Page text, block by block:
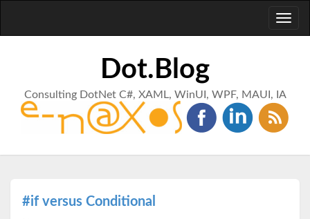
Dot.Blog
Consulting DotNet C#, XAML, WinUI, WPF, MAUI, IA
#if versus Conditional